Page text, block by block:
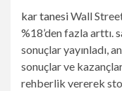
kar tanesiWall
%18’den fazla arttı.
sonuçlar yayınladı,
sonuçlar ve
rehberlik vererek